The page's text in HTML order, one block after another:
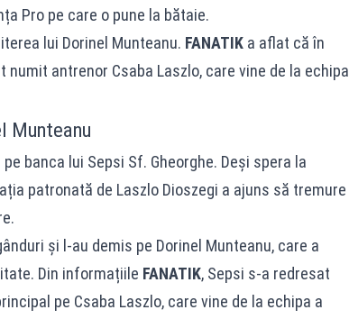
Pro pe care o pune la bătaie.
lui Dorinel Munteanu. FANATIKa aflat că în
antrenor Csaba Laszlo, care vine de la echipa
Munteanu
banca lui Sepsi Sf. Gheorghe. Deși spera la
patronată de Laszlo Dioszegi a ajuns să tremure
și l-au demis pe Dorinel Munteanu, care a
Din informațiile FANATIK, Sepsi s-a redresat
pe Csaba Laszlo, care vine de la echipa a